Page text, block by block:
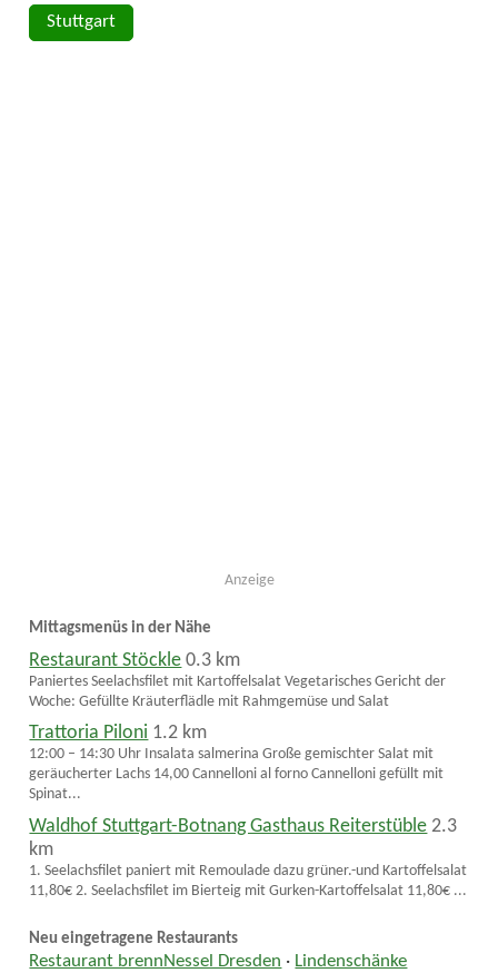
Stuttgart
Anzeige
Mittagsmenüs in der Nähe
Restaurant Stöckle 0.3 km
Paniertes Seelachsfilet mit Kartoffelsalat Vegetarisches Gericht der
Woche: Gefüllte Kräuterflädle mit Rahmgemüse und Salat
Trattoria Piloni 1.2 km
12:00 – 14:30 Uhr Insalata salmerina Große gemischter Salat mit
geräucherter Lachs 14,00 Cannelloni al forno Cannelloni gefüllt mit
Spinat...
Waldhof Stuttgart-Botnang Gasthaus Reiterstüble 2.3
km
1. Seelachsfilet paniert mit Remoulade dazu grüner.-und Kartoffelsalat
11,80€ 2. Seelachsfilet im Bierteig mit Gurken-Kartoffelsalat 11,80€ ...
Neu eingetragene Restaurants
Restaurant brennNessel Dresden · Lindenschänke